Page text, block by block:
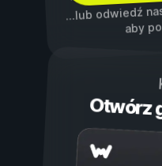
...lub odwiedź
aby
Otwórz